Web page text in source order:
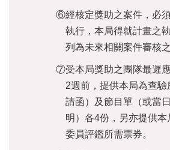
⑥經核定獎助之案件，必
執行，本局得就計畫之
列為未來相關案件審核之
⑦受本局獎助之團隊最遲
2週前，提供本局為查驗
請函）及節目單（或當
明）各4份，另亦提供
委員評鑑所需票券。